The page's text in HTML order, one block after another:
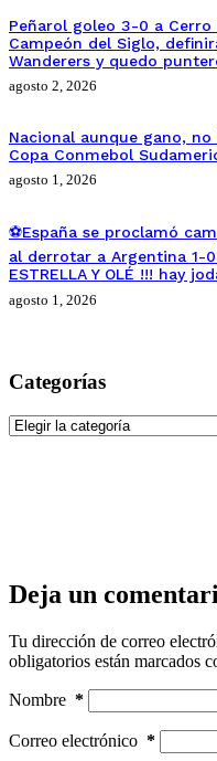
Peñarol goleo 3-0 a
Campeón del Siglo,
Wanderers y quedo
agosto 2, 2026
Nacional aunque gano,
Copa Conmebol
agosto 1, 2026
⚽España se proclamó
al derrotar a Argentina 1-
ESTRELLA Y OLÉ !!! hay
agosto 1, 2026
Categorías
Categorías
Deja un
Tu dirección de correo
obligatorios están marcados
Nombre *
Correo electrónico *